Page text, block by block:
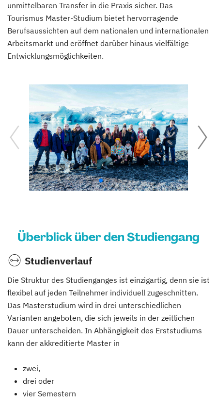
unmittelbaren Transfer in die Praxis sicher. Das
Tourismus Master-Studium bietet hervorragende
Berufsaussichten auf dem nationalen und internationalen
Arbeitsmarkt und eröffnet darüber hinaus vielfältige
Entwicklungsmöglichkeiten.
Überblick über den Studiengang
Studienverlauf
Die Struktur des Studienganges ist einzigartig, denn sie ist
flexibel auf jeden Teilnehmer individuell zugeschnitten.
Das Masterstudium wird in drei unterschiedlichen
Varianten angeboten, die sich jeweils in der zeitlichen
Dauer unterscheiden. In Abhängigkeit des Erststudiums
kann der akkreditierte Master in
zwei,
drei oder
vier Semestern